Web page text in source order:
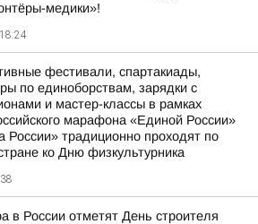
медики»!
18:24
фестивали, спартакиады,
по единоборствам, зарядки с
и мастер-классы в рамках
марафона «Единой России»
России» традиционно проходят по
ко Дню физкультурника
в России отметят День строителя